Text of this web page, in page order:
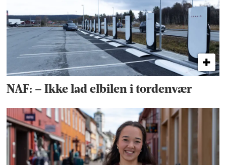
NAF: – Ikke lad elbilen i tordenvær